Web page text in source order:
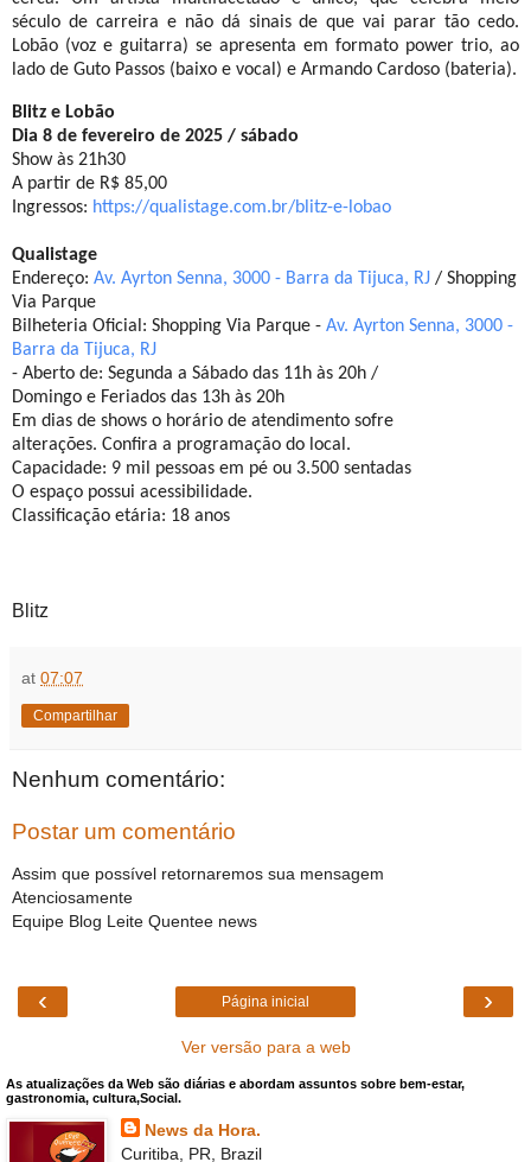
século de carreira e não dá sinais de que vai parar tão cedo.
Lobão (voz e guitarra) se apresenta em formato power trio, ao
lado de Guto Passos (baixo e vocal) e Armando Cardoso (bateria).
Blitz e Lobão
Dia 8 de fevereiro de 2025 / sábado
Show às 21h30
A partir de R$ 85,00
Ingressos: https://qualistage.com.br/blitz-e-lobao
Qualistage
Endereço: Av. Ayrton Senna, 3000 - Barra da Tijuca, RJ / Shopping
Via Parque
Bilheteria Oficial: Shopping Via Parque - Av. Ayrton Senna, 3000 -
Barra da Tijuca, RJ
- Aberto de: Segunda a Sábado das 11h às 20h /
Domingo e Feriados das 13h às 20h
Em dias de shows o horário de atendimento sofre
alterações. Confira a programação do local.
Capacidade: 9 mil pessoas em pé ou 3.500 sentadas
O espaço possui acessibilidade.
Classificação etária: 18 anos
Blitz
at 07:07
Compartilhar
Nenhum comentário:
Postar um comentário
Assim que possível retornaremos sua mensagem
Atenciosamente
Equipe Blog Leite Quentee news
‹ ›
Página inicial
Ver versão para a web
As atualizações da Web são diárias e abordam assuntos sobre bem-estar,
gastronomia, cultura,Social.
News da Hora.
Curitiba, PR, Brazil